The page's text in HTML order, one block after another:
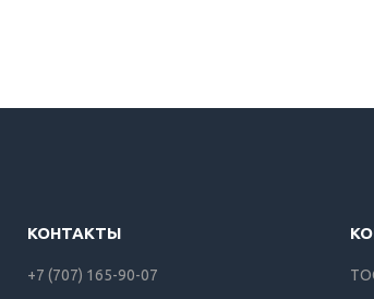
+7 (707) 165-90-07